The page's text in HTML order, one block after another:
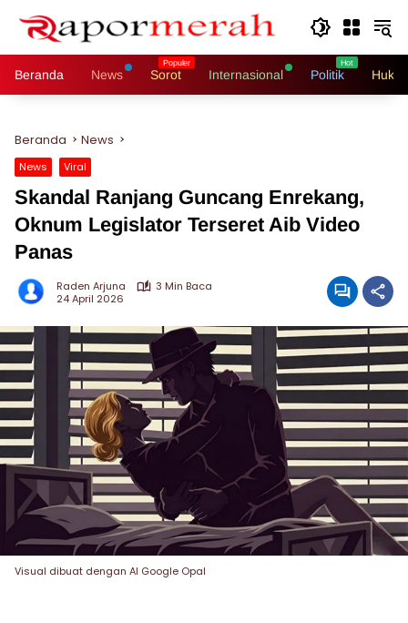
Beranda News Sorot Internasional Politik
Beranda News
News Viral
Skandal Ranjang Guncang Enrekang,
Oknum Legislator Terseret Aib Video
Panas
Raden Arjuna
3 Min Baca
24 April 2026
Visual dibuat dengan AI Google Opal